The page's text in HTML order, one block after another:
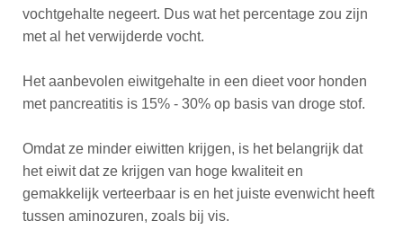
vochtgehalte negeert. Dus wat het percentage zou zijn
met al het verwijderde vocht.
Het aanbevolen eiwitgehalte in een dieet voor honden
met pancreatitis is 15% - 30% op basis van droge stof.
Omdat ze minder eiwitten krijgen, is het belangrijk dat
het eiwit dat ze krijgen van hoge kwaliteit en
gemakkelijk verteerbaar is en het juiste evenwicht heeft
tussen aminozuren, zoals bij vis.